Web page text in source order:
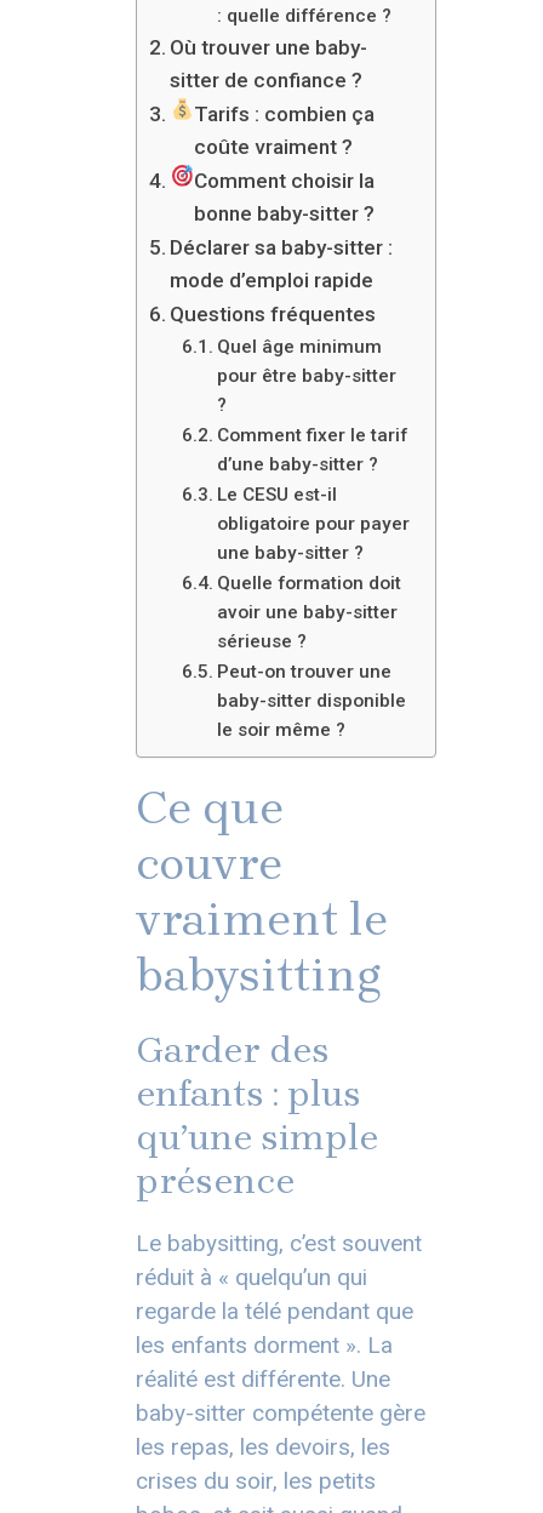
: quelle différence ?
Où trouver une baby-
sitter de confiance ?
Tarifs : combien ça
coûte vraiment ?
Comment choisir la
bonne baby-sitter ?
Déclarer sa baby-sitter :
mode d’emploi rapide
Questions fréquentes
Quel âge minimum
pour être baby-sitter
?
Comment fixer le tarif
d’une baby-sitter ?
Le CESU est-il
obligatoire pour payer
une baby-sitter ?
Quelle formation doit
avoir une baby-sitter
sérieuse ?
Peut-on trouver une
baby-sitter disponible
le soir même ?
Ce que
couvre
vraiment le
babysitting
Garder des
enfants : plus
qu’une simple
présence
Le babysitting, c’est souvent
réduit à « quelqu’un qui
regarde la télé pendant que
les enfants dorment ». La
réalité est différente. Une
baby-sitter compétente gère
les repas, les devoirs, les
crises du soir, les petits